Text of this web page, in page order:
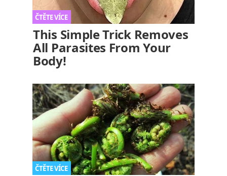
This Simple Trick Removes
All Parasites From Your
Body!